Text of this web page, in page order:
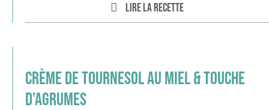
Lire la recette
Crème de tournesol au miel & touche
d’agrumes